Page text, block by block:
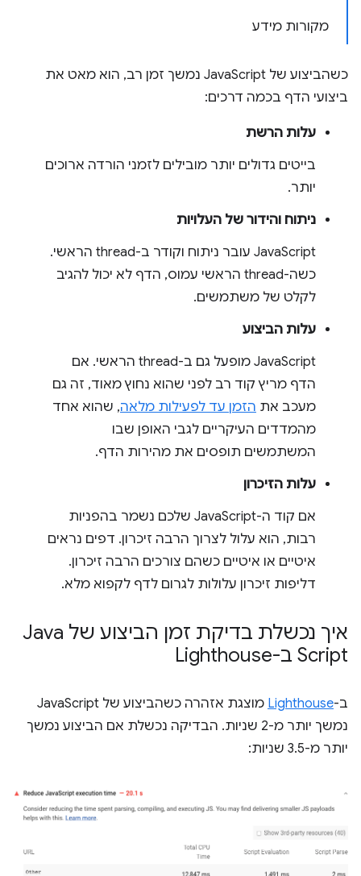
מקורות מידע
כשהביצוע של JavaScript נמשך זמן רב, הוא מאט את
ביצועי הדף בכמה דרכים:
עלות הרשת
בייטים גדולים יותר מובילים לזמני הורדה ארוכים
יותר.
ניתוח והידור של העלויות
JavaScript עובר ניתוח וקודר ב-thread הראשי.
כשה-thread הראשי עמוס, הדף לא יכול להגיב
לקלט של משתמשים.
עלות הביצוע
JavaScript מופעל גם ב-thread הראשי. אם
הדף מריץ קוד רב לפני שהוא נחוץ מאוד, זה גם
מעכב את הזמן עד לפעילות מלאה, שהוא אחד
מהמדדים העיקריים לגבי האופן שבו
המשתמשים תופסים את מהירות הדף.
עלות הזיכרון
אם קוד ה-JavaScript שלכם נשמר בהפניות
רבות, הוא עלול לצרוך הרבה זיכרון. דפים נראים
איטיים או איטיים כשהם צורכים הרבה זיכרון.
דליפות זיכרון עלולות לגרום לדף לקפוא מלא.
איך נכשלת בדיקת זמן הביצוע של Java
Script ב-Lighthouse
ב-Lighthouse
מוצגת אזהרה כשהביצוע של JavaScript
נמשך יותר מ-2 שניות. הבדיקה נכשלת אם הביצוע נמשך
יותר מ-3.5 שניות: